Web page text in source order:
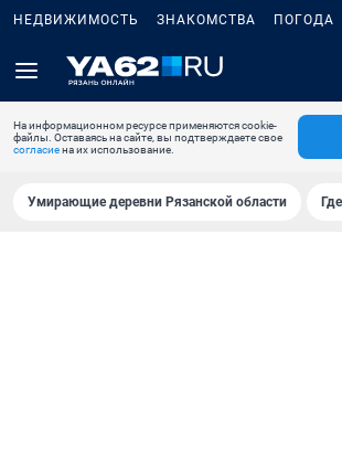
НЕДВИЖИМОСТЬ ЗНАКОМСТВА ПОГОДА
На информационном ресурсе применяются cookie-
файлы. Оставаясь на сайте, вы подтверждаете свое
согласиена их использование.
Умирающие деревни Рязанской области